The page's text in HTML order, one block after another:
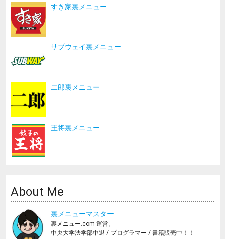
すき家裏メニュー
サブウェイ裏メニュー
二郎裏メニュー
王将裏メニュー
About Me
裏メニューマスター
裏メニュー.com 運営。
中央大学法学部中退 / プログラマー / 書籍販売中！！